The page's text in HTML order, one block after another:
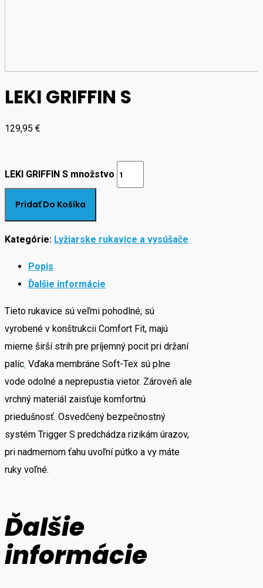
LEKI GRIFFIN S
129,95 €
LEKI GRIFFIN S množstvo
Pridať Do Košíka
Kategórie: Lyžiarske rukavice a vysúšače
Popis
Ďalšie informácie
Tieto rukavice sú veľmi pohodlné; sú
vyrobené v konštrukcii Comfort Fit, majú
mierne širší strih pre príjemný pocit pri držaní
palíc. Vďaka membráne Soft-Tex sú plne
vode odolné a neprepustia vietor. Zároveň ale
vrchný materiál zaisťuje komfortnú
priedušnosť. Osvedčený bezpečnostný
systém Trigger S predchádza rizikám úrazov,
pri nadmernom ťahu uvoľní pútko a vy máte
ruky voľné.
Ďalšie
informácie